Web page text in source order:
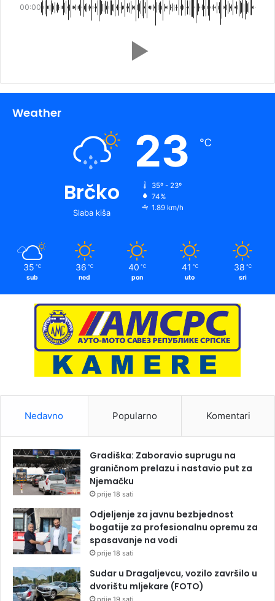
00:00
Weather
Brčko
Slaba kiša
23 ℃
35º - 23º
74%
1.89 km/h
35 ℃
sub
36 ℃
ned
40 ℃
pon
41 ℃
uto
38 ℃
sri
Nedavno Popularno Komentari
Gradiška: Zaboravio suprugu na
graničnom prelazu i nastavio put za
Njemačku
prije 18 sati
Odjeljenje za javnu bezbjednost
bogatije za profesionalnu opremu za
spasavanje na vodi
prije 18 sati
Sudar u Dragaljevcu, vozilo završilo u
dvorištu mljekare (FOTO)
prije 19 sati